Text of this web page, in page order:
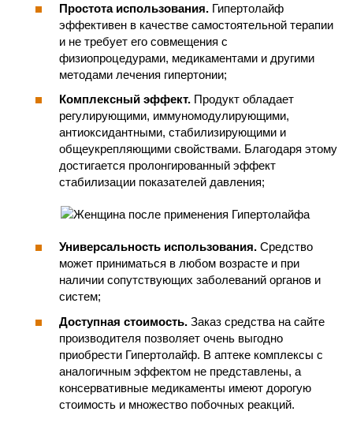
Простота использования. Гипертолайф
эффективен в качестве самостоятельной терапии
и не требует его совмещения с
физиопроцедурами, медикаментами и другими
методами лечения гипертонии;
Комплексный эффект. Продукт обладает
регулирующими, иммуномодулирующими,
антиоксидантными, стабилизирующими и
общеукрепляющими свойствами. Благодаря этому
достигается пролонгированный эффект
стабилизации показателей давления;
Универсальность использования. Средство
может приниматься в любом возрасте и при
наличии сопутствующих заболеваний органов и
систем;
Доступная стоимость. Заказ средства на сайте
производителя позволяет очень выгодно
приобрести Гипертолайф. В аптеке комплексы с
аналогичным эффектом не представлены, а
консервативные медикаменты имеют дорогую
стоимость и множество побочных реакций.